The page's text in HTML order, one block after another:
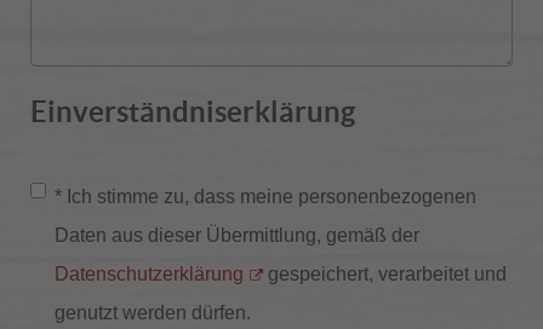
Einverständniserklärung
* Ich stimme zu, dass meine personenbezogenen
Daten aus dieser Übermittlung, gemäß der
Datenschutzerklärung
gespeichert, verarbeitet und
genutzt werden dürfen.